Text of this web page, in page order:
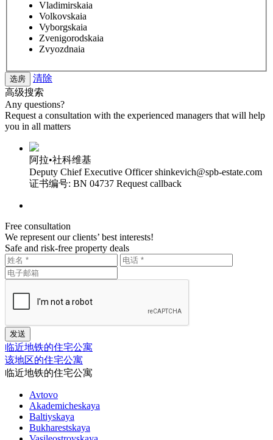
Vladimirskaia
Volkovskaia
Vyborgskaia
Zvenigorodskaia
Zvyozdnaia
清除
高级搜索
Any questions?
Request a consultation with the experienced managers that will help
you in all matters
阿拉•社科维基
Deputy Chief Executive Officer shinkevich@spb-estate.com
证书编号: BN 04737 Request callback
Free consultation
We represent our clients’ best interests!
Safe and risk-free property deals
临近地铁的住宅公寓
该地区的住宅公寓
临近地铁的住宅公寓
Avtovo
Akademicheskaya
Baltiyskaya
Bukharestskaya